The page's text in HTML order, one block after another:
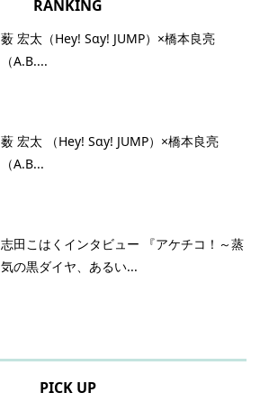
RANKING
薮 宏太（Hey! Sɑy! JUMP）×橋本良亮
（A.B....
薮 宏太 （Hey! Sɑy! JUMP）×橋本良亮
（A.B...
志田こはくインタビュー 『アケチコ！～蒸
気の黒ダイヤ、あるい...
PICK UP